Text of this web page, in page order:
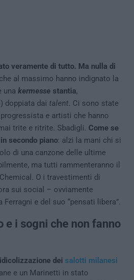
veramente di tutto. Ma nulla di
che al massimo hanno indignato la
una kermesse stantia,
doppiata dai talent. Ci sono state
e artisti che hanno
trite e ritrite. Sbadigli. Come se
secondo piano: alzi la mani chi si
di una canzone delle ultime
ma tutti rammenteranno il
O i travestimenti di
sui social – ovviamente
e del suo “pensati libera”.
e i sogni che non fanno
dei salotti milanesi
e un Marinetti in stato